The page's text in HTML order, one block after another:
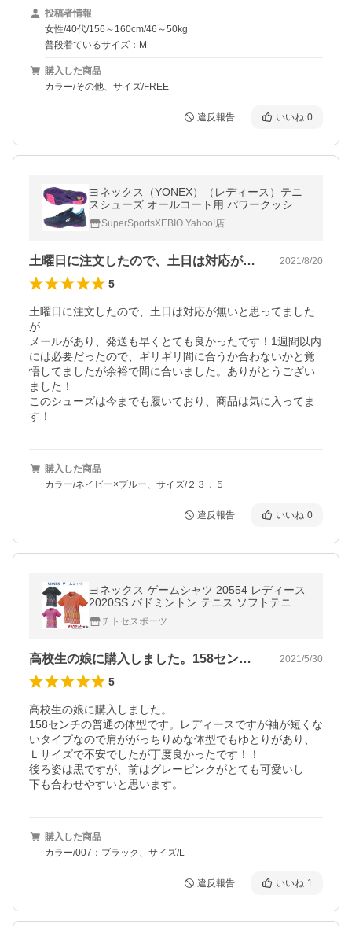
投稿者情報
女性/40代/156～160cm/46～50kg
普段着ているサイズ：M
購入した商品
カラー/その他、サイズ/FREE
違反報告 いいね 0
ヨネックス（YONEX）（レディース）テニ
スシューズ オールコート用 パワークッショ
ンソニケージ2ウィメンAC SHTS2LAC 235
SuperSportsXEBIO Yahoo!店
土曜日に注文したので、土日は対応が無い… 2021/8/20
5
土曜日に注文したので、土日は対応が無いと思ってました
が
メールがあり、発送も早くとても良かったです！1週間以内
には必要だったので、ギリギリ間に合うか合わないかと覚
悟してましたが余裕で間に合いました。ありがとうござい
ました！
このシューズは今までも履いており、商品は気に入ってま
す！
購入した商品
カラー/ネイビー×ブルー、サイズ/２３．５
違反報告 いいね 0
ヨネックス ゲームシャツ 20554 レディース
2020SS バドミントン テニス ソフトテニス
メール便対応
チトセスポーツ
高校生の娘に購入しました。158センチ… 2021/5/30
5
高校生の娘に購入しました。
158センチの普通の体型です。レディースですが袖が短くな
いタイプなので肩ががっちりめな体型でもゆとりがあり、
Ｌサイズで不安でしたが丁度良かったです！！
後ろ姿は黒ですが、前はグレーピンクがとても可愛いし
下も合わせやすいと思います。
購入した商品
カラー/007：ブラック、サイズ/L
違反報告 いいね 1